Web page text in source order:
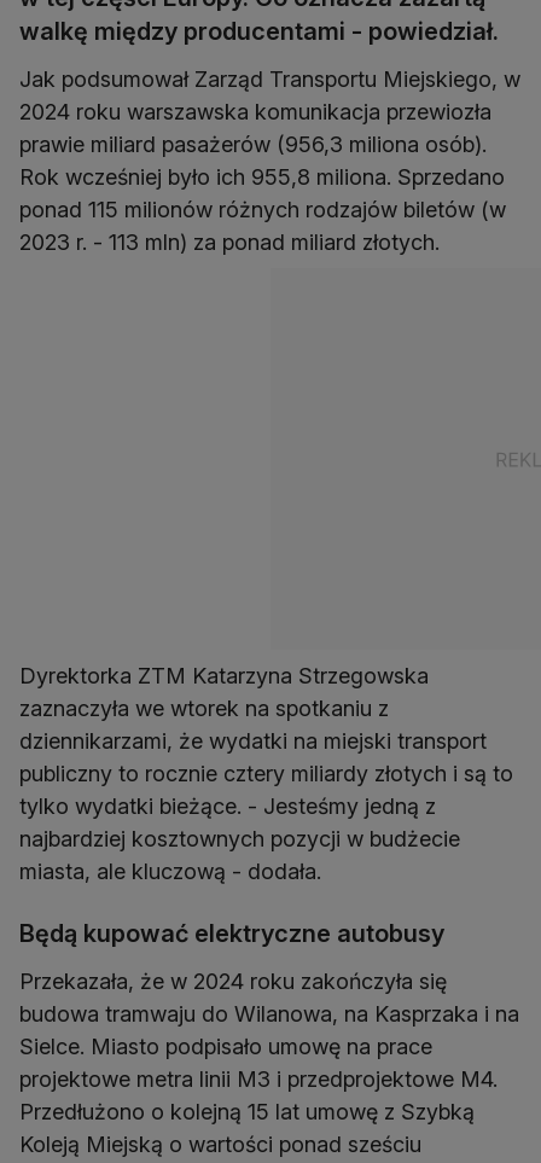
walkę między producentami - powiedział.
Jak podsumował Zarząd Transportu Miejskiego, w
2024 roku warszawska komunikacja przewiozła
prawie miliard pasażerów (956,3 miliona osób).
Rok wcześniej było ich 955,8 miliona. Sprzedano
ponad 115 milionów różnych rodzajów biletów (w
2023 r. - 113 mln) za ponad miliard złotych.
Dyrektorka ZTM Katarzyna Strzegowska
zaznaczyła we wtorek na spotkaniu z
dziennikarzami, że wydatki na miejski transport
publiczny to rocznie cztery miliardy złotych i są to
tylko wydatki bieżące. - Jesteśmy jedną z
najbardziej kosztownych pozycji w budżecie
miasta, ale kluczową - dodała.
Będą kupować elektryczne autobusy
Przekazała, że w 2024 roku zakończyła się
budowa tramwaju do Wilanowa, na Kasprzaka i na
Sielce. Miasto podpisało umowę na prace
projektowe metra linii M3 i przedprojektowe M4.
Przedłużono o kolejną 15 lat umowę z Szybką
Koleją Miejską o wartości ponad sześciu